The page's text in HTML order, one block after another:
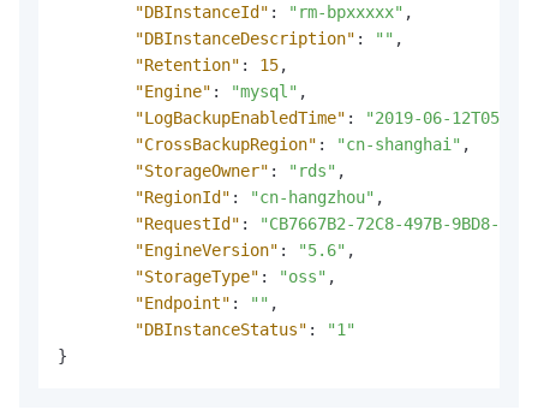
"DBInstanceId" : "rm-bpxxxxx" ,
"DBInstanceDescription" : "" ,
"Retention" : 15,
"Engine" : "mysql" ,
"LogBackupEnabledTime" :
"2019-06-
"CrossBackupRegion" : "cn-shanghai" ,
"StorageOwner" : "rds" ,
"RegionId" : "cn-hangzhou" ,
"RequestId" :
"CB7667B2-72C8-497B-9BD8-
"EngineVersion" : "5.6" ,
"StorageType" : "oss" ,
"Endpoint" : "" ,
"DBInstanceStatus" :
"1"
}